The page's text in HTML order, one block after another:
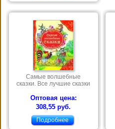
Самые волшебные
сказки. Все лучшие сказки
Оптовая цена:
308,55 руб.
Подробнее